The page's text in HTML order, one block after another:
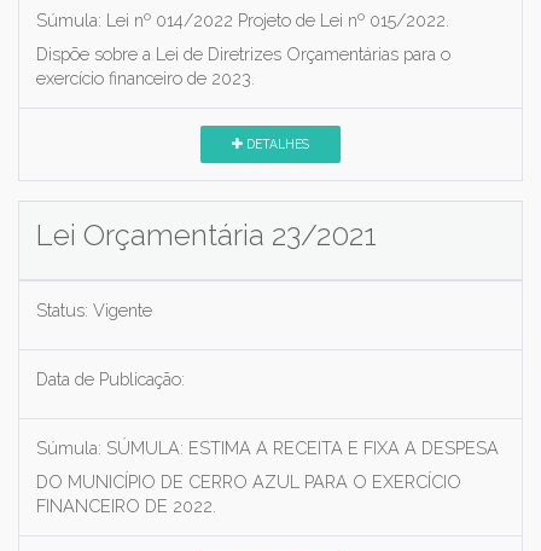
Súmula: Lei nº 014/2022 Projeto de Lei nº 015/2022.
Dispõe sobre a Lei de Diretrizes Orçamentárias para o
exercício financeiro de 2023.
DETALHES
Lei Orçamentária 23/2021
Status: Vigente
Data de Publicação:
Súmula: SÚMULA: ESTIMA A RECEITA E FIXA A DESPESA
DO MUNICÍPIO DE CERRO AZUL PARA O EXERCÍCIO
FINANCEIRO DE 2022.